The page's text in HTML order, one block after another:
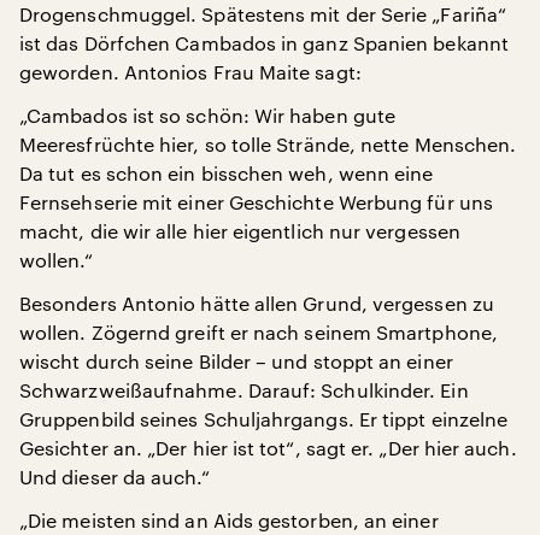
Drogenschmuggel. Spätestens mit der Serie „Fariña“
ist das Dörfchen Cambados in ganz Spanien bekannt
geworden. Antonios Frau Maite sagt:
„Cambados ist so schön: Wir haben gute
Meeresfrüchte hier, so tolle Strände, nette Menschen.
Da tut es schon ein bisschen weh, wenn eine
Fernsehserie mit einer Geschichte Werbung für uns
macht, die wir alle hier eigentlich nur vergessen
wollen.“
Besonders Antonio hätte allen Grund, vergessen zu
wollen. Zögernd greift er nach seinem Smartphone,
wischt durch seine Bilder – und stoppt an einer
Schwarzweißaufnahme. Darauf: Schulkinder. Ein
Gruppenbild seines Schuljahrgangs. Er tippt einzelne
Gesichter an. „Der hier ist tot“, sagt er. „Der hier auch.
Und dieser da auch.“
„Die meisten sind an Aids gestorben, an einer